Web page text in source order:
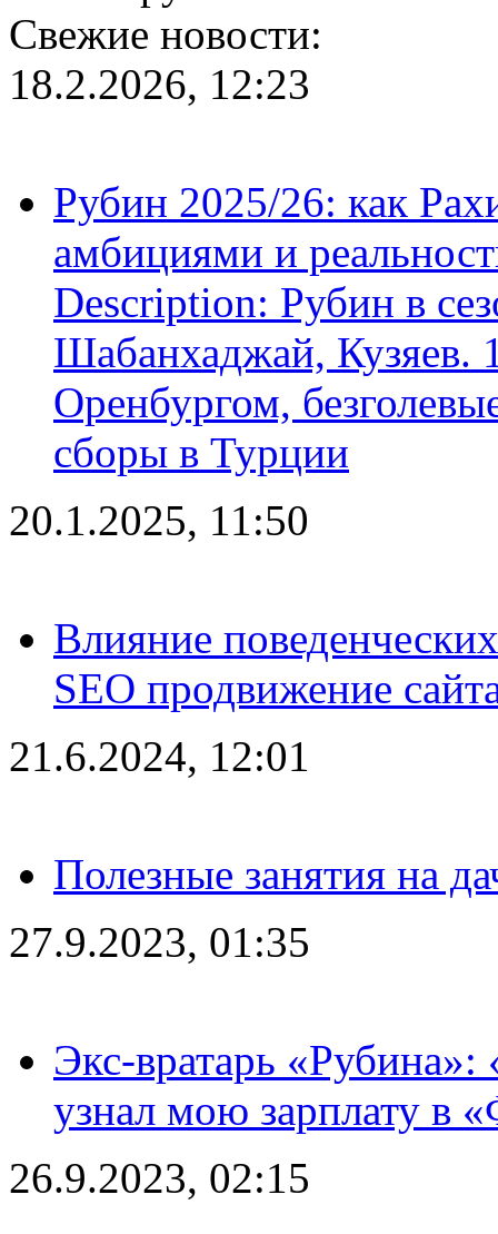
Свежие новости:
18.2.2026, 12:23
Рубин 2025/26: как
амбициями и
Description: Рубин в
Шабанхаджай, Кузяев.
Оренбургом,
сборы в Турции
20.1.2025, 11:50
Влияние
SEO продвижение
21.6.2024, 12:01
Полезные занятия на
27.9.2023, 01:35
Экс-вратарь «Рубина»:
узнал мою зарплату в
26.9.2023, 02:15